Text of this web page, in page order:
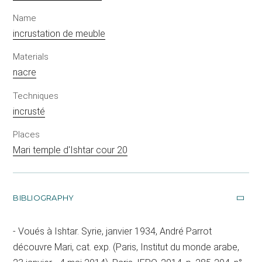
Name
incrustation de meuble
Materials
nacre
Techniques
incrusté
Places
Mari temple d'Ishtar cour 20
BIBLIOGRAPHY
Voués à Ishtar. Syrie, janvier 1934, André Parrot
découvre Mari, cat. exp. (Paris, Institut du monde arabe,